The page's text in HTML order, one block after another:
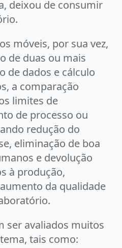
deixou de consumir
móveis, por sua vez,
de duas ou mais
de dados e cálculo
a comparação
limites de
de processo ou
redução do
eliminação de boa
e devolução
à produção,
da qualidade
ser avaliados muitos
tais como: